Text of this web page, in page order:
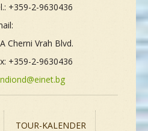
+359-2-9630436
Cherni Vrah Blvd.
+359-2-9630436
TOUR-KALENDER